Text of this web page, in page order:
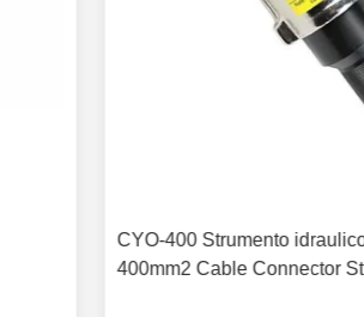
CYO-400 Strumento
400mm2 Cable Connector